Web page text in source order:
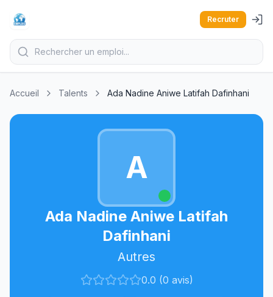
Recruter
Accueil Talents Ada Nadine Aniwe Latifah Dafinhani
A
Ada Nadine Aniwe Latifah
Dafinhani
Autres
0.0 (0 avis)